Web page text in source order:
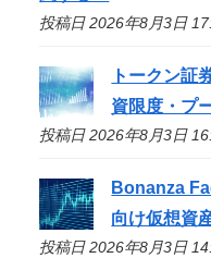
投稿日 2026年8月3日
トークン証
資限度・プ
投稿日 2026年8月3日
Bonanza
向け仮想資
投稿日 2026年8月3日